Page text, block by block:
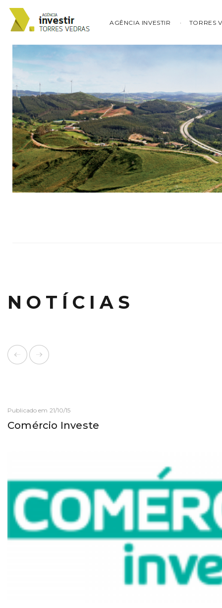
AGÊNCIA INVESTIR TORRES
NOTÍCIAS
Publicado em 21/10/15
Comércio Investe